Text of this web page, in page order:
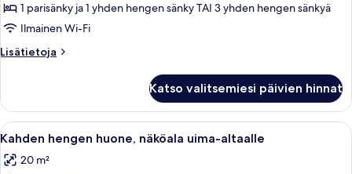
kuvat1 parisänky ja 1 yhden hengen sänky TAI 3 yhden hengen sänkyä
Ilmainen Wi-Fi
Lisätietoja
Lisätietoja
huone
Katso valitsemiesi päivien hinnat
Avaa
kaikki
huonetyypin
Kahden hengen huone, näköala
10
Kahden hengen huone, näköala uima-altaalle
20 m²